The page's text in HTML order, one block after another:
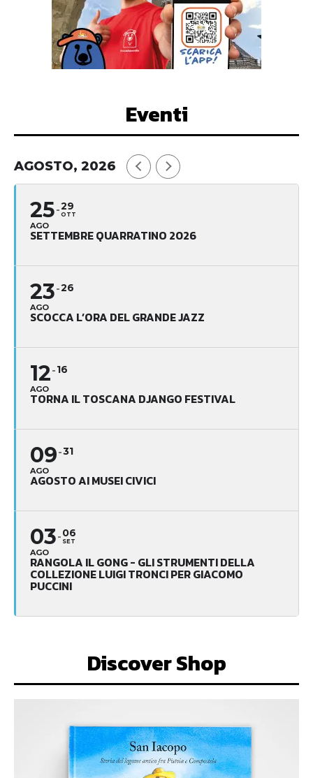
Eventi
AGOSTO, 2026
25
AGO
29
OTT
SETTEMBRE QUARRATINO 2026
23
AGO
26
SCOCCA L’ORA DEL GRANDE JAZZ
12
AGO
16
TORNA IL TOSCANA DJANGO FESTIVAL
09
AGO
31
AGOSTO AI MUSEI CIVICI
03
AGO
06
SET
RANGOLA IL GONG - GLI STRUMENTI DELLA
COLLEZIONE LUIGI TRONCI PER GIACOMO
PUCCINI
Discover Shop